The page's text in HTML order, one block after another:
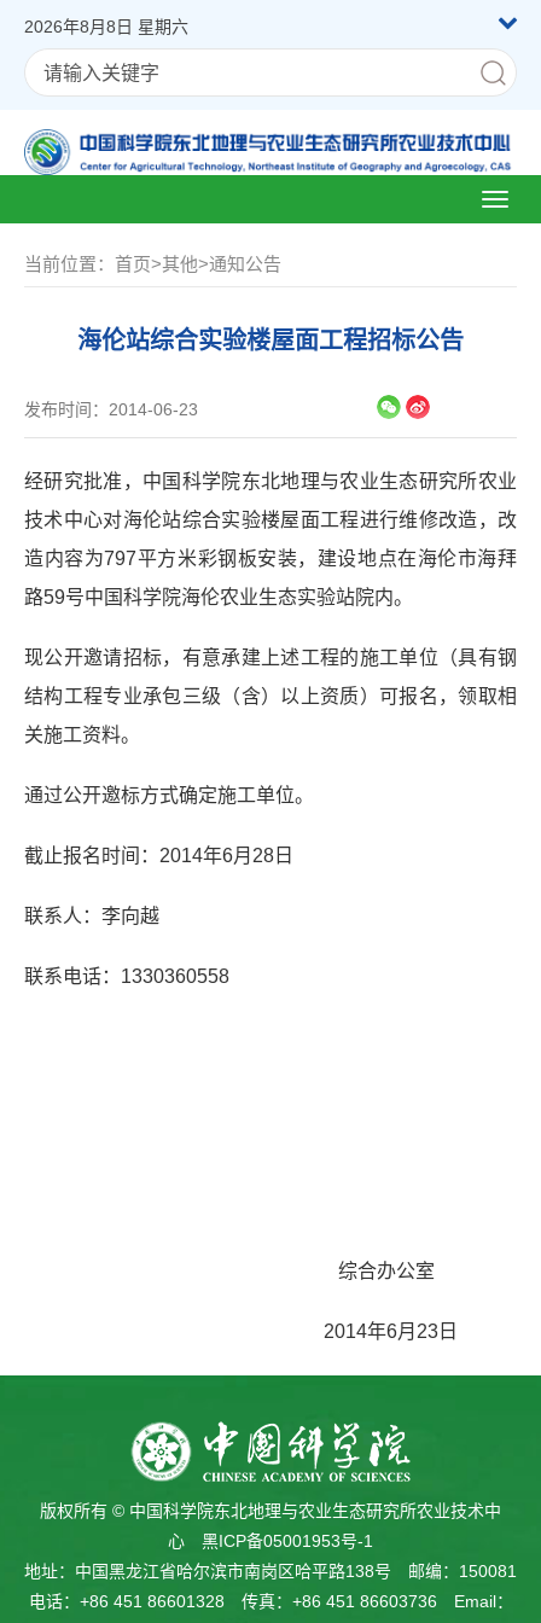
2026年8月8日 星期六
当前位置： 首页>其他>通知公告
海伦站综合实验楼屋面工程招标公告
发布时间：2014-06-23
经研究批准，中国科学院东北地理与农业生态研究所农业
技术中心对海伦站综合实验楼屋面工程进行维修改造，改
造内容为797平方米彩钢板安装，建设地点在海伦市海拜
路59号中国科学院海伦农业生态实验站院内。
现公开邀请招标，有意承建上述工程的施工单位（具有钢
结构工程专业承包三级（含）以上资质）可报名，领取相
关施工资料。
通过公开邀标方式确定施工单位。
截止报名时间： 2014年6月 28 日
联系人：李向越
联系电话： 1330360558
综合办公室
2014年6月 23 日
版权所有 © 中国科学院东北地理与农业生态研究所农业技术中
心 黑ICP备05001953号-1
地址：中国黑龙江省哈尔滨市南岗区哈平路138号 邮编：150081
电话：+86 451 86601328 传真：+86 451 86603736 Email：